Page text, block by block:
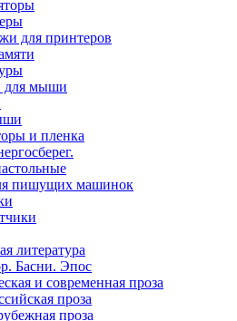
для принтеров
для мыши
и пленка
пишущих машинок
литература
Басни. Эпос
и современная проза
проза
проза